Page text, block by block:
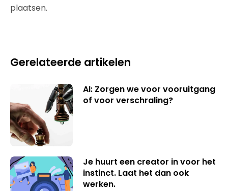
plaatsen.
Gerelateerde artikelen
AI: Zorgen we voor vooruitgang
of voor verschraling?
Je huurt een creator in voor het
instinct. Laat het dan ook
werken.